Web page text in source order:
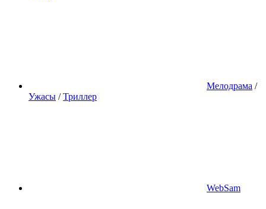
Мелодрама /
Ужасы /Триллер
WebSam